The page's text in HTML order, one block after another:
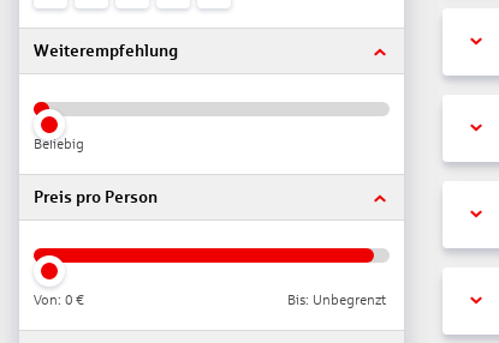
Weiterempfehlung
Beliebig
Preis pro Person
Von: 0 € Bis: Unbegrenzt